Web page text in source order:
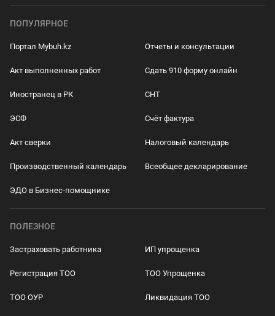
ПОПУЛЯРНОЕ
Портал Mybuh.kz Отчеты и консультации
Акт выполненных работ Сдать 910 форму онлайн
Иностранец в РК СНТ
ЭСФ Счёт фактура
Акт сверки Налоговый календарь
Производственный календарь Всеобщее декларирование
ЭДО в Бизнес-помощнике
ПОЛЕЗНОЕ
Застраховать работника ИП упрощенка
Регистрация ТОО ТОО Упрощенка
ТОО ОУР Ликвидация ТОО